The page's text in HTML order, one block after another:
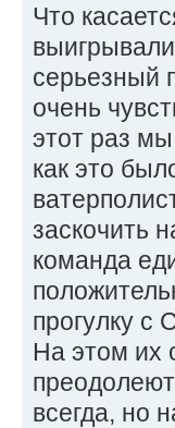
Что
серьезный
очень
этот раз
как это
заскочить
команда
прогулку с
На этом их
всегда, но